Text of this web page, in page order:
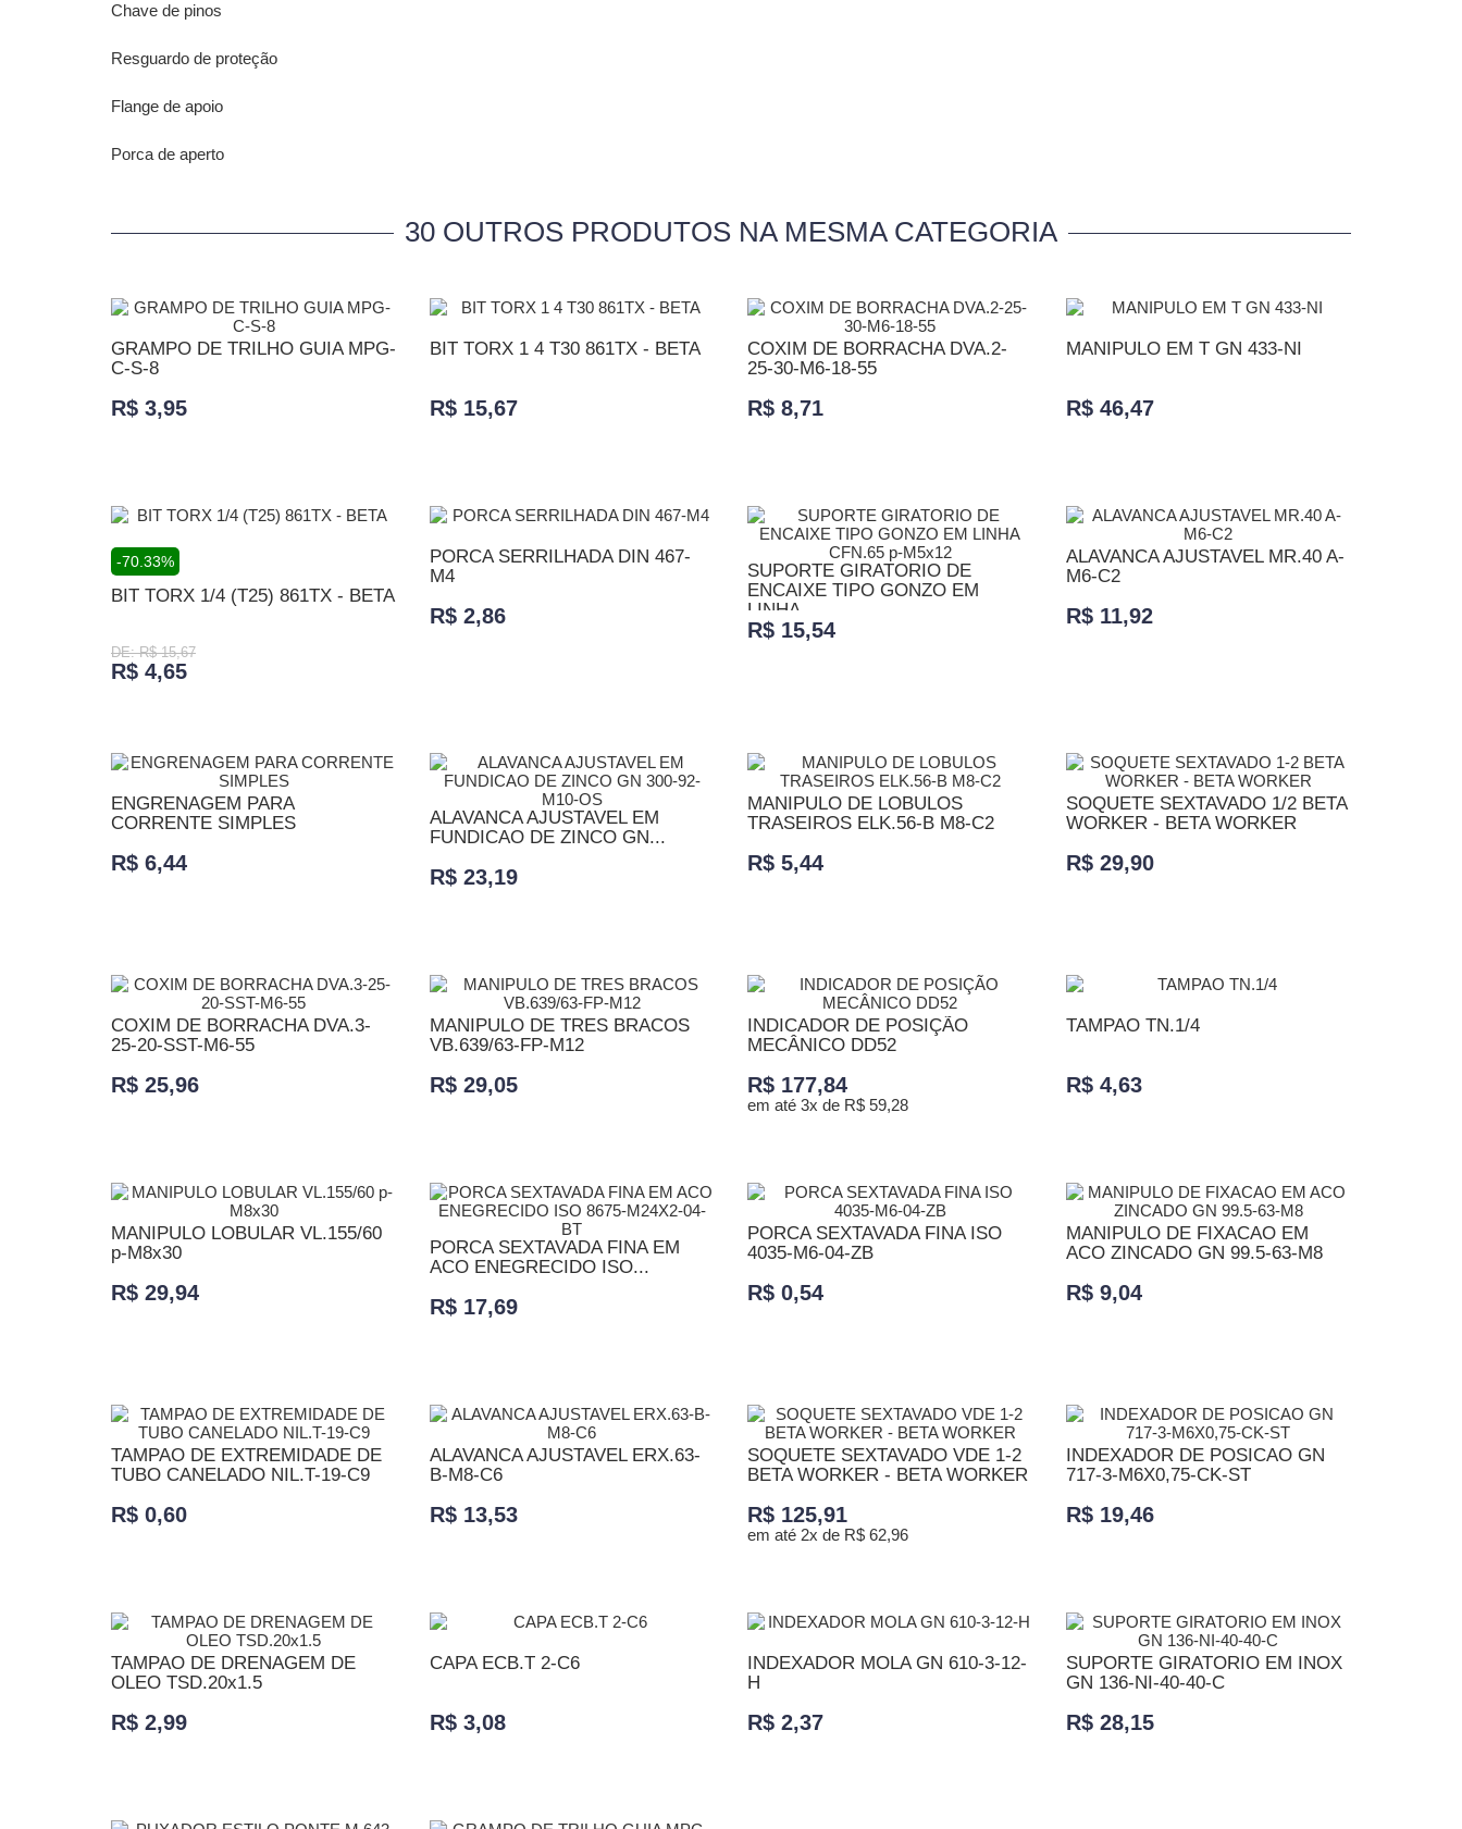
Chave de pinos
Resguardo de proteção
Flange de apoio
Porca de aperto
30 OUTROS PRODUTOS NA MESMA CATEGORIA
GRAMPO DE TRILHO GUIA MPG-
C-S-8
R$ 3,95
BIT TORX 1 4 T30 861TX - BETA
R$ 15,67
COXIM DE BORRACHA DVA.2-
25-30-M6-18-55
R$ 8,71
MANIPULO EM T GN 433-NI
R$ 46,47
-70.33%
BIT TORX 1/4 (T25) 861TX - BETA
DE: R$ 15,67
R$ 4,65
PORCA SERRILHADA DIN 467-
M4
R$ 2,86
SUPORTE GIRATORIO DE
ENCAIXE TIPO GONZO EM
LINHA...
R$ 15,54
ALAVANCA AJUSTAVEL MR.40 A-
M6-C2
R$ 11,92
ENGRENAGEM PARA
CORRENTE SIMPLES
R$ 6,44
ALAVANCA AJUSTAVEL EM
FUNDICAO DE ZINCO GN...
R$ 23,19
MANIPULO DE LOBULOS
TRASEIROS ELK.56-B M8-C2
R$ 5,44
SOQUETE SEXTAVADO 1/2 BETA
WORKER - BETA WORKER
R$ 29,90
COXIM DE BORRACHA DVA.3-
25-20-SST-M6-55
R$ 25,96
MANIPULO DE TRES BRACOS
VB.639/63-FP-M12
R$ 29,05
INDICADOR DE POSIÇÃO
MECÂNICO DD52
R$ 177,84
em até 3x de R$ 59,28
TAMPAO TN.1/4
R$ 4,63
MANIPULO LOBULAR VL.155/60
p-M8x30
R$ 29,94
PORCA SEXTAVADA FINA EM
ACO ENEGRECIDO ISO...
R$ 17,69
PORCA SEXTAVADA FINA ISO
4035-M6-04-ZB
R$ 0,54
MANIPULO DE FIXACAO EM
ACO ZINCADO GN 99.5-63-M8
R$ 9,04
TAMPAO DE EXTREMIDADE DE
TUBO CANELADO NIL.T-19-C9
R$ 0,60
ALAVANCA AJUSTAVEL ERX.63-
B-M8-C6
R$ 13,53
SOQUETE SEXTAVADO VDE 1-2
BETA WORKER - BETA WORKER
R$ 125,91
em até 2x de R$ 62,96
INDEXADOR DE POSICAO GN
717-3-M6X0,75-CK-ST
R$ 19,46
TAMPAO DE DRENAGEM DE
OLEO TSD.20x1.5
R$ 2,99
CAPA ECB.T 2-C6
R$ 3,08
INDEXADOR MOLA GN 610-3-12-
H
R$ 2,37
SUPORTE GIRATORIO EM INOX
GN 136-NI-40-40-C
R$ 28,15